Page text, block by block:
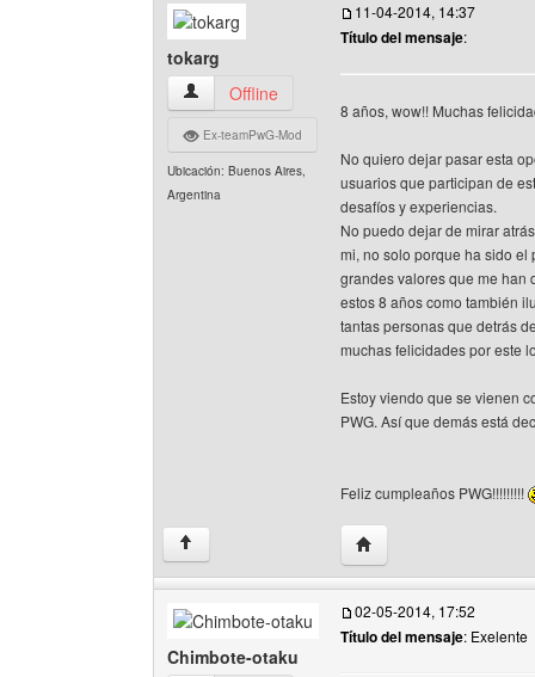
tokarg
tokarg Ver perfil del usuario
Offline
Ex-teamPwG-Mod
Ubicación: Buenos Aires,
Argentina
11-04-2014, 14:37
Título del mensaje:
8 años, wow!! Muchas
No quiero dejar pasar esta
usuarios que participan de
desafíos y experiencias.
No puedo dejar de mirar
mi, no solo porque ha sido
grandes valores que me han
estos 8 años como también
tantas personas que detrás
muchas felicidades por este
Estoy viendo que se vienen
PWG. Así que demás está
Feliz cumpleaños PWG!!!!!!!!!
↑ Visitar sitio web del
Chimbote-otaku
02-05-2014, 17:52
Título del mensaje: Exelente